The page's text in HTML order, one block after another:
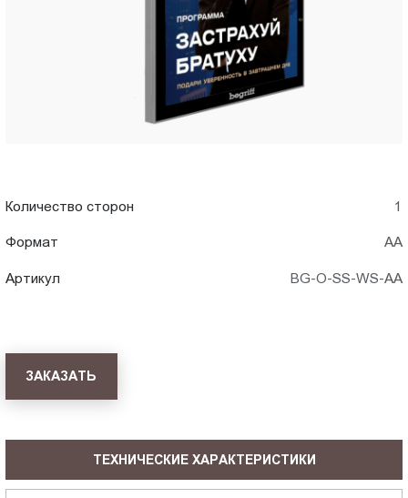
Количество сторон 1
Формат АА
Артикул BG-O-SS-WS-AA
ЗАКАЗАТЬ
ТЕХНИЧЕСКИЕ ХАРАКТЕРИСТИКИ